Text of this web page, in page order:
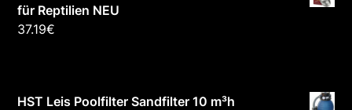
für Reptilien NEU
37.19€
HST Leis Poolfilter Sandfilter 10 m³h